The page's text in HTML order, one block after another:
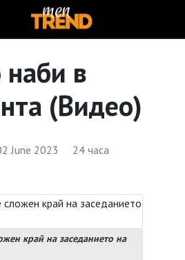
наби в
(Видео)
June 2023 24 часа
край на заседанието на